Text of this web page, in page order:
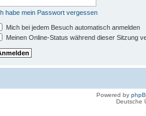
habe mein Passwort vergessen
Mich bei jedem Besuch automatisch anmelden
Meinen Online-Status während dieser Sitzung
Powered by
Deutsche